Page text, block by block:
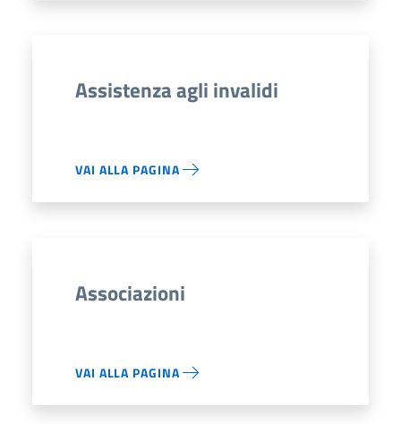
Assistenza agli invalidi
VAI ALLA PAGINA
Associazioni
VAI ALLA PAGINA